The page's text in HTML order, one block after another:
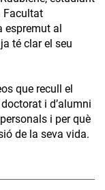
Facultat
espremut al
té clar el seu
que recull el
i d’alumni
i per què
de la seva vida.